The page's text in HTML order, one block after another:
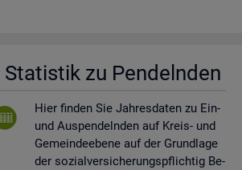
zu Pen­deln­den
Hier fin­den Sie Jah­res­da­ten zu Ein-
und Aus­pen­deln­den auf Kreis- und
Ge­mein­de­ebe­ne auf der Grund­la­ge
der so­zi­al­ver­si­che­rungs­pflich­tig Be­